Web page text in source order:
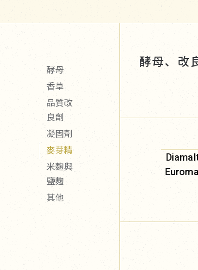
酵母
香草
品質改
良劑
凝固劑
麥芽精
米麴與
鹽麴
其他
酵母、改